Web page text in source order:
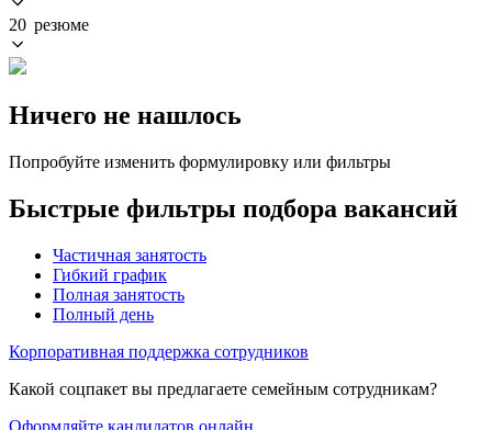
20 резюме
Ничего не нашлось
Попробуйте изменить формулировку или фильтры
Быстрые фильтры подбора вакансий
Частичная занятость
Гибкий график
Полная занятость
Полный день
Корпоративная поддержка сотрудников
Какой соцпакет вы предлагаете семейным сотрудникам?
Оформляйте кандидатов онлайн